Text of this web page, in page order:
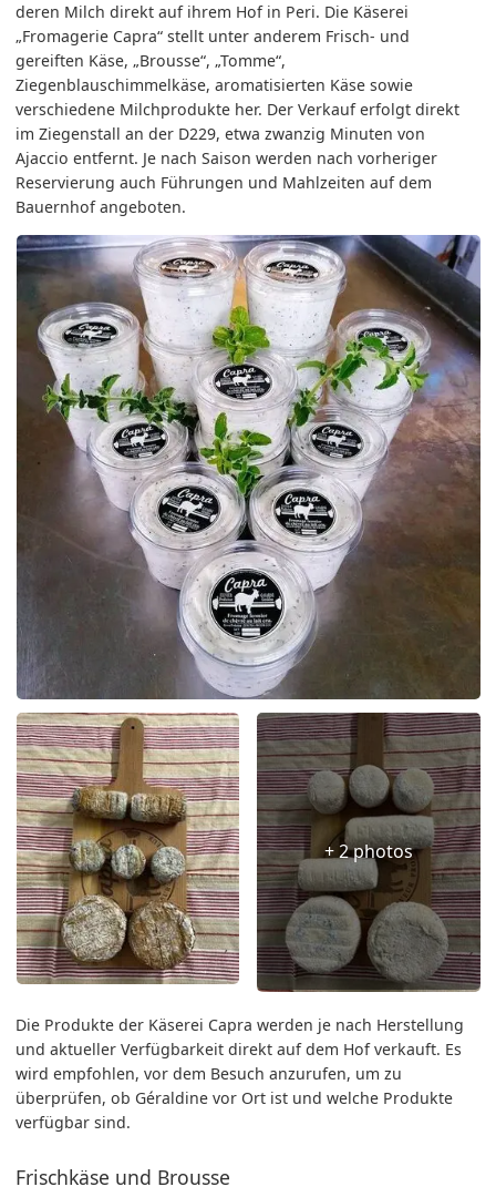
deren Milch direkt auf ihrem Hof in Peri. Die Käserei
„Fromagerie Capra“ stellt unter anderem Frisch- und
gereiften Käse, „Brousse“, „Tomme“,
Ziegenblauschimmelkäse, aromatisierten Käse sowie
verschiedene Milchprodukte her. Der Verkauf erfolgt direkt
im Ziegenstall an der D229, etwa zwanzig Minuten von
Ajaccio entfernt. Je nach Saison werden nach vorheriger
Reservierung auch Führungen und Mahlzeiten auf dem
Bauernhof angeboten.
+ 2 photos
Die Produkte der Käserei Capra werden je nach Herstellung
und aktueller Verfügbarkeit direkt auf dem Hof verkauft. Es
wird empfohlen, vor dem Besuch anzurufen, um zu
überprüfen, ob Géraldine vor Ort ist und welche Produkte
verfügbar sind.
Frischkäse und Brousse